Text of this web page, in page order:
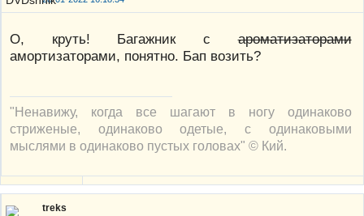
О, круть! Багажник сароматизаторами
амортизаторами, понятно. Бап возить?
"Ненавижу, когда все шагают в ногу одинаково
стриженые, одинаково одетые, с одинаковыми
мыслями в одинаково пустых головах" © Кий.
treks